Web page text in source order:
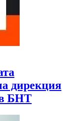
дирекция
БНТ